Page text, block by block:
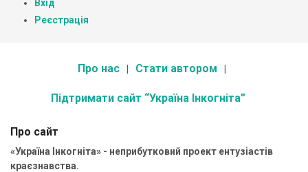
Вхід
Реєстрація
Про нас Стати автором
Підтримати сайт “Україна Інкогніта”
Про сайт
«Україна Інкогніта» - неприбутковий проект ентузіастів
краєзнавства.